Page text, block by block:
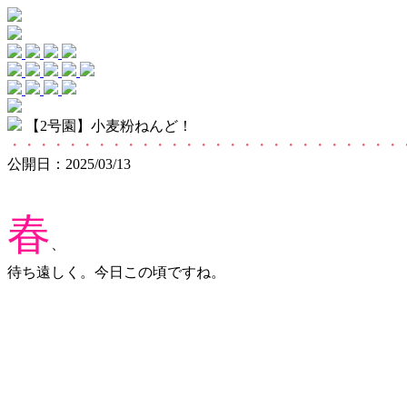
【2号園】小麦粉ねんど！
・・・・・・・・・・・・・・・・・・・・・・・・・・・
公開日：2025/03/13
春
待ち遠しく。今日この頃ですね。